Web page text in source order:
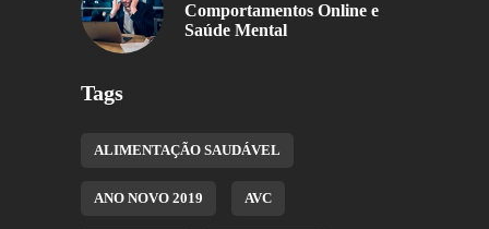
Comportamentos Online e
Saúde Mental
Tags
ALIMENTAÇÃO SAUDÁVEL
ANO NOVO 2019 AVC